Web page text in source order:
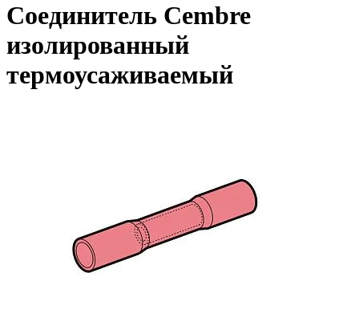
Соединитель Cembre
изолированный
термоусаживаемый